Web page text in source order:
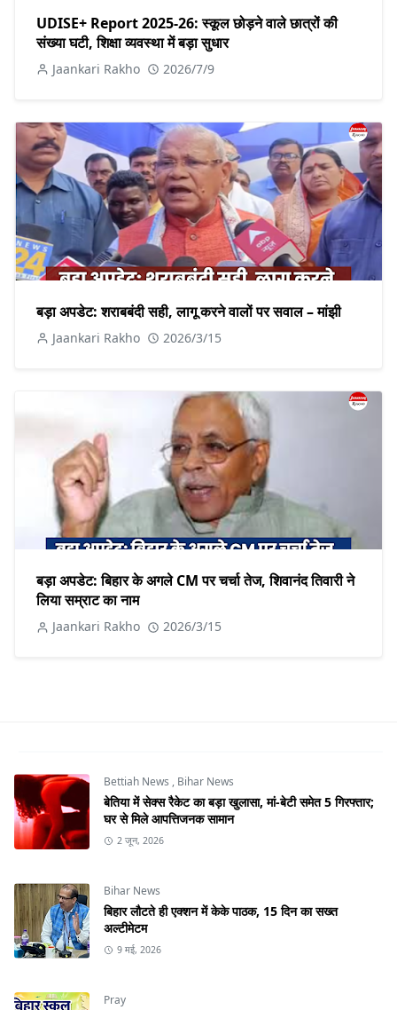
UDISE+ Report 2025-26: स्कूल छोड़ने वाले छात्रों की
संख्या घटी, शिक्षा व्यवस्था में बड़ा सुधार
Jaankari Rakho 2026/7/9
बड़ा अपडेट: शराबबंदी सही, लागू करने वालों पर सवाल – मांझी
Jaankari Rakho 2026/3/15
बड़ा अपडेट: बिहार के अगले CM पर चर्चा तेज, शिवानंद तिवारी ने
लिया सम्राट का नाम
Jaankari Rakho 2026/3/15
Bettiah News , Bihar News
बेतिया में सेक्स रैकेट का बड़ा खुलासा, मां-बेटी समेत 5 गिरफ्तार;
घर से मिले आपत्तिजनक सामान
2 जून, 2026
Bihar News
बिहार लौटते ही एक्शन में केके पाठक, 15 दिन का सख्त
अल्टीमेटम
9 मई, 2026
Pray